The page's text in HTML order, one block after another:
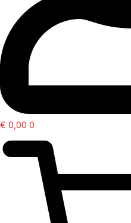
€ 0,00 0